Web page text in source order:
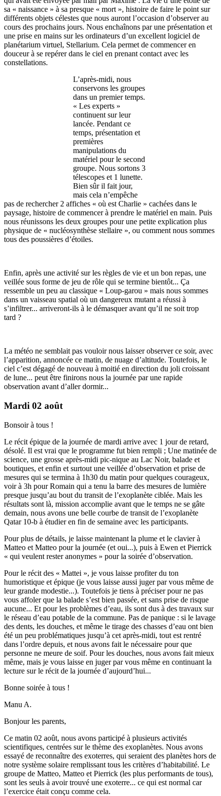
sa « naissance » à sa presque « mort », histoire de faire le point sur
différents objets célestes que nous auront l’occasion d’observer au
cours des prochains jours. Nous enchaînons par une présentation et
une prise en mains sur les ordinateurs d’un excellent logiciel de
planétarium virtuel, Stellarium. Cela permet de commencer en
douceur à se repérer dans le ciel en prenant contact avec les
constellations.
L’après-midi, nous
conservons les groupes
dans un premier temps.
« Les experts »
continuent sur leur
lancée. Pendant ce
temps, présentation et
premières
manipulations du
matériel pour le second
groupe. Nous sortons 3
télescopes et 1 lunette.
Bien sûr il fait jour,
mais cela n’empêche
pas de rechercher 2 affiches « où est Charlie » cachées dans le
paysage, histoire de commencer à prendre le matériel en main. Puis
nous réunissons les deux groupes pour une petite explication plus
physique de « nucléosynthèse stellaire », ou comment nous sommes
tous des poussières d’étoiles.
Enfin, après une activité sur les règles de vie et un bon repas, une
veillée sous forme de jeu de rôle qui se termine bientôt... Ça
ressemble un peu au classique « Loup-garou » mais nous sommes
dans un vaisseau spatial où un dangereux mutant a réussi à
s’infiltrer... arriveront-ils à le démasquer avant qu’il ne soit trop
tard ?
La météo ne semblait pas vouloir nous laisser observer ce soir, avec
l’apparition, annoncée ce matin, de nuage d’altitude. Toutefois, le
ciel c’est dégagé de nouveau à moitié en direction du joli croissant
de lune... peut être finirons nous la journée par une rapide
observation avant d’aller dormir...
Mardi 02 août
Bonsoir à tous !
Le récit épique de la journée de mardi arrive avec 1 jour de retard,
désolé. Il est vrai que le programme fut bien rempli ; Une matinée de
science, une grosse après-midi pic-nique au Lac Noir, balade et
boutiques, et enfin et surtout une veillée d’observation et prise de
mesures qui se termina à 1h30 du matin pour quelques courageux,
voir à 3h pour Romain qui a tenu la barre des mesures de lumière
presque jusqu’au bout du transit de l’exoplanète ciblée. Mais les
résultats sont là, mission accomplie avant que le temps ne se gâte
demain, nous avons une belle courbe de transit de l’exoplanète
Qatar 10-b à étudier en fin de semaine avec les participants.
Pour plus de détails, je laisse maintenant la plume et le clavier à
Matteo et Matteo pour la journée (et oui...), puis à Ewen et Pierrick
« qui veulent rester anonymes » pour la soirée d’observation.
Pour le récit des « Mattei », je vous laisse profiter du ton
humoristique et épique (je vous laisse aussi juger par vous même de
leur grande modestie...). Toutefois je tiens à préciser pour ne pas
vous affoler que la balade s’est bien passée, et sans prise de risque
aucune... Et pour les problèmes d’eau, ils sont dus à des travaux sur
le réseau d’eau potable de la commune. Pas de panique : si le lavage
des dents, les douches, et même le tirage des chasses d’eau ont bien
été un peu problématiques jusqu’à cet après-midi, tout est rentré
dans l’ordre depuis, et nous avons fait le nécessaire pour que
personne ne meure de soif. Pour les douches, nous avons fait mieux
même, mais je vous laisse en juger par vous même en continuant la
lecture sur le récit de la journée d’aujourd’hui...
Bonne soirée à tous !
Manu A.
Bonjour les parents,
Ce matin 02 août, nous avons participé à plusieurs activités
scientifiques, centrées sur le thème des exoplanètes. Nous avons
essayé de reconnaître des exoterres, qui seraient des planètes hors de
notre système solaire remplissant tous les critères d’habitabilité. Le
groupe de Matteo, Matteo et Pierrick (les plus performants de tous),
sont les seuls à avoir trouvé une exoterre... ce qui est normal car
l’exercice était conçu comme cela.